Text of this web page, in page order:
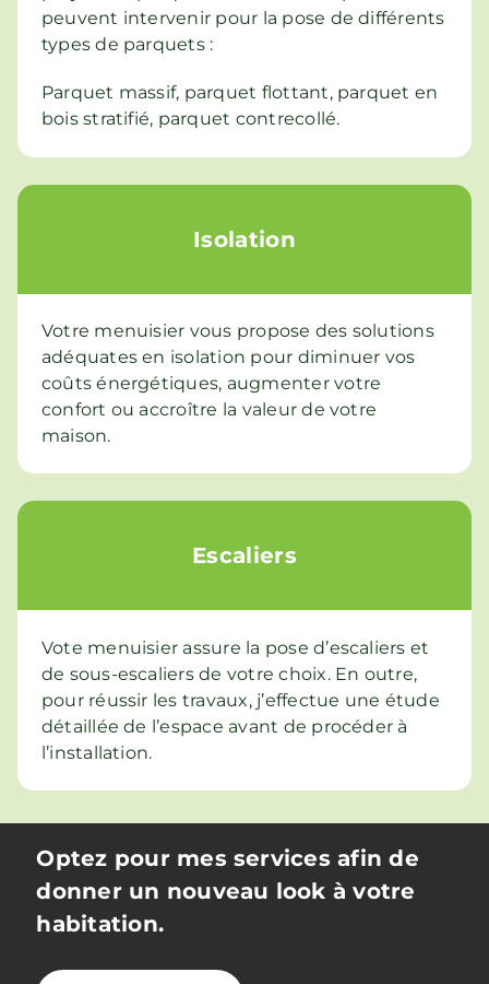
peuvent intervenir pour la pose de différents
types de parquets :
Parquet massif, parquet flottant, parquet en
bois stratifié, parquet contrecollé.
Isolation
Votre menuisier vous propose des solutions
adéquates en isolation pour diminuer vos
coûts énergétiques, augmenter votre
confort ou accroître la valeur de votre
maison.
Escaliers
Vote menuisier assure la pose d’escaliers et
de sous-escaliers de votre choix. En outre,
pour réussir les travaux, j’effectue une étude
détaillée de l’espace avant de procéder à
l’installation.
Optez pour mes services afin de
donner un nouveau look à votre
habitation.